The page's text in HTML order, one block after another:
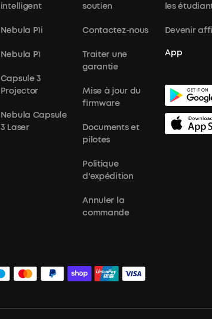
intelligent
Nebula P1i
Nebula P1
Capsule 3
Projector
Nebula Capsule
3 Laser
soutien
Contactez-nous
Traiter une
garantie
Mise à jour du
firmware
Documents et
pilotes
Politique
d'expédition
Annuler la
commande
les
Devenir
App